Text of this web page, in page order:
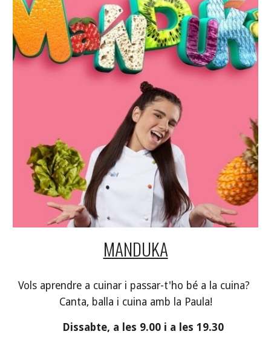
MANDUKA
Vols aprendre a cuinar i passar-t'ho bé a la cuina?
Canta, balla i cuina amb la Paula!
          Dissabte, a les 9.00 i a les 19.30